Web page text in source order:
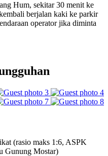
Hum, sekitar 30 menit ke
berjalan kaki ke parkir
operator jika diminta
(rasio maks 1:6, ASPK
Gunung Mostar)